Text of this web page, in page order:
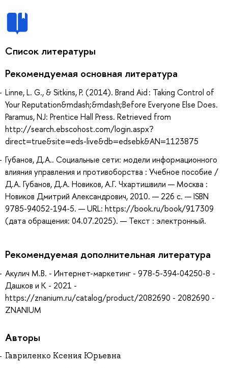
Список литературы
Рекомендуемая основная литература
Linne, L. G., & Sitkins, P. (2014). Brand Aid : Taking Control of
Your Reputation&mdash;&mdash;Before Everyone Else Does.
Paramus, NJ: Prentice Hall Press. Retrieved from
http://search.ebscohost.com/login.aspx?
direct=true&site=eds-live&db=edsebk&AN=1123875
Губанов, Д.А.. Социальные сети: модели информационного
влияния управления и противоборства : Учебное пособие /
Д.А. Губанов, Д.А. Новиков, А.Г. Чхартишвили — Москва :
Новиков Дмитрий Александрович, 2010. — 226 с. — ISBN
9785-94052-194-5. — URL: https://book.ru/book/917309
(дата обращения: 04.07.2025). — Текст : электронный.
Рекомендуемая дополнительная литература
Акулич М.В. - Интернет-маркетинг - 978-5-394-04250-8 -
Дашков и К - 2021 -
https://znanium.ru/catalog/product/2082690 - 2082690 -
ZNANIUM
Авторы
Гавриленко Ксения Юрьевна